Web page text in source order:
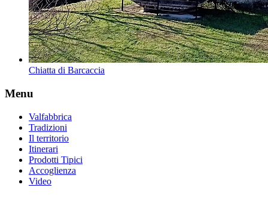
Chiatta di Barcaccia
Menu
Valfabbrica
Tradizioni
Il territorio
Itinerari
Prodotti Tipici
Accoglienza
Video